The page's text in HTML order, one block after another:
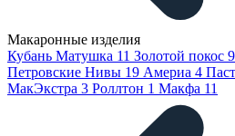
Макаронные изделия
Кубань Матушка 11 Золотой покос 9
Петровские Нивы 19 Америа 4
МакЭкстра 3 Роллтон 1 Макфа 11